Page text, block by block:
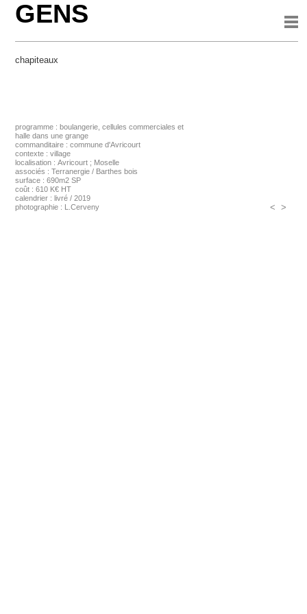
GENS
chapiteaux
< >
programme : boulangerie, cellules commerciales et
halle dans une grange
commanditaire : commune d'Avricourt
contexte : village
localisation : Avricourt ; Moselle
associés : Terranergie / Barthes bois
surface : 690m2 SP
coût : 610 K€ HT
calendrier : livré / 2019
photographie : L.Cerveny